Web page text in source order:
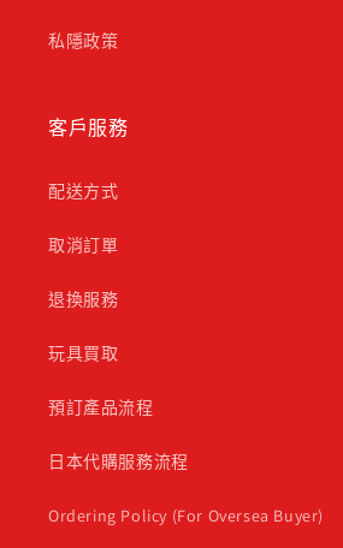
私隱政策
客戶服務
配送方式
取消訂單
退換服務
玩具買取
預訂產品流程
日本代購服務流程
Ordering Policy (For Oversea Buyer)